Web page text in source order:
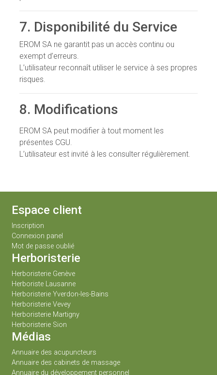
7. Disponibilité du Service
EROM SA ne garantit pas un accès continu ou
exempt d’erreurs.
L’utilisateur reconnaît utiliser le service à ses propres
risques.
8. Modifications
EROM SA peut modifier à tout moment les
présentes CGU.
L’utilisateur est invité à les consulter régulièrement.
Espace client
Inscription
Connexion panel
Mot de passe oublié
Herboristerie
Herboristerie Genève
Herboriste Lausanne
Herboristerie Yverdon-les-Bains
Herboristerie Vevey
Herboristerie Martigny
Herboristerie Sion
Médias
Annuaire des acupuncteurs
Annuaire des cabinets de massage
Annuaire du développement personnel